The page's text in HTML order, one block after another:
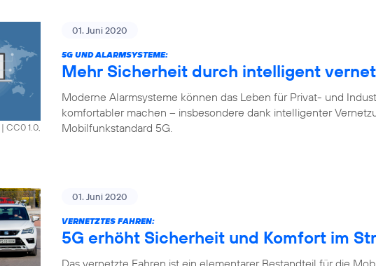
| CC0 1.0,
01. Juni 2020
5G UND ALARMSYSTEME:
Mehr Sicherheit durch intelligent
Moderne Alarmsysteme können das Leben für Privat- und
komfortabler machen – insbesondere dank intelligenter
Mobilfunkstandard 5G.
01. Juni 2020
VERNETZTES FAHREN:
5G erhöht Sicherheit und Komfort im
Das vernetzte Fahren ist ein elementarer Bestandteil für die